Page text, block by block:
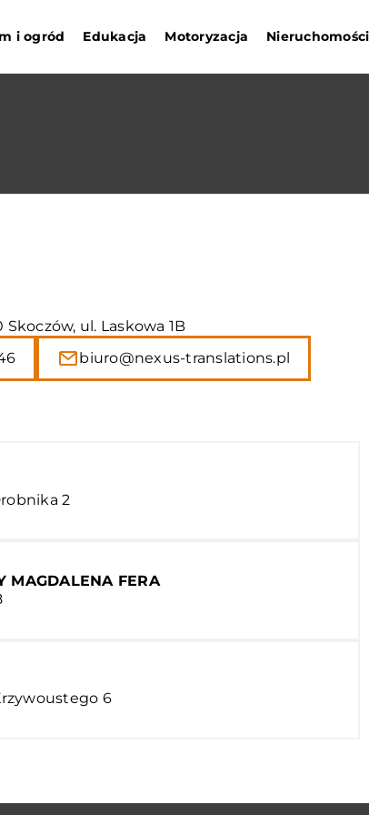
i ogród Edukacja Motoryzacja Nieruchomości
Skoczów, ul. Laskowa 1B
biuro@nexus-translations.pl
2
MAGDALENA FERA
6